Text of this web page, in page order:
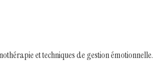
et techniques de gestion émotionnelle.